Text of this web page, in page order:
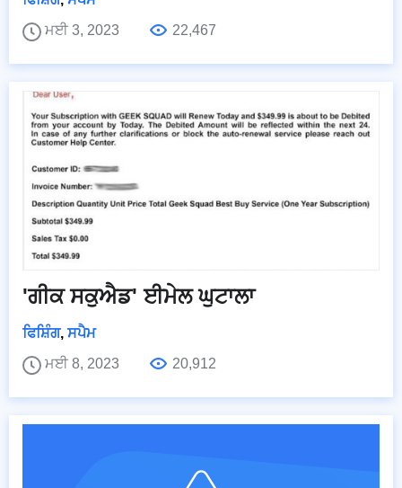
ਮਈ 3, 2023
22,467
'ਗੀਕ ਸਕੁਐਡ' ਈਮੇਲ ਘੁਟਾਲਾ
ਫਿਸ਼ਿੰਗ, ਸਪੈਮ
ਮਈ 8, 2023
20,912